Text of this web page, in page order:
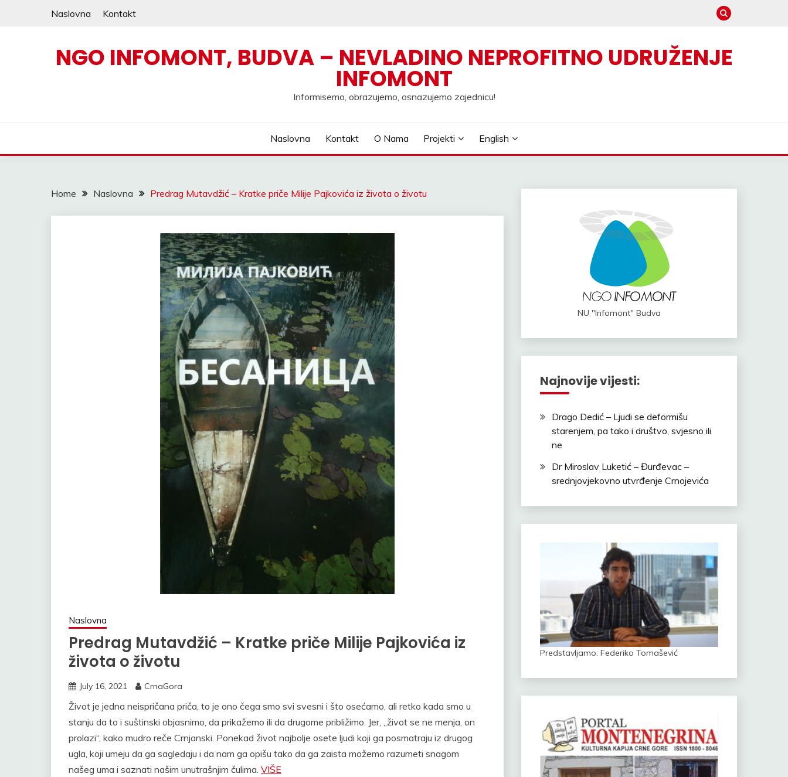
Naslovna Kontakt
NGO INFOMONT, BUDVA – NEVLADINO NEPROFITNO UDRUŽENJE
INFOMONT
Informisemo, obrazujemo, osnazujemo zajednicu!
Naslovna Kontakt O Nama Projekti English
Home Naslovna Predrag Mutavdžić – Kratke priče Milije Pajkovića iz života o životu
Naslovna
Predrag Mutavdžić – Kratke priče Milije Pajkovića iz
života o životu
July 16, 2021 CrnaGora
Život je jedna neispričana priča, to je ono čega smo svi svesni i što osećamo, ali retko kada smo u
stanju da to i suštinski objasnimo, da prikažemo ili da drugome približimo. Jer, „život se ne menja, on
prolazi“, kako mudro reče Crnjanski. Ponekad život najbolje osete ljudi koji ga posmatraju iz drugog
ugla, koji umeju da ga sagledaju i da nam ga opišu tako da ga zaista možemo razumeti snagom
našeg uma i saznati našim unutrašnjim čulima. VIŠE
NU "Infomont" Budva
Najnovije vijesti:
Drago Dedić – Ljudi se deformišu
starenjem, pa tako i društvo, svjesno ili
ne
Dr Miroslav Luketić – Đurđevac –
srednjovjekovno utvrđenje Crnojevića
Predstavljamo: Federiko Tomašević